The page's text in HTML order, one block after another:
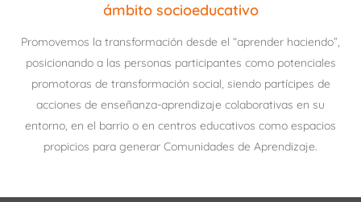
ámbito socioeducativo
Promovemos la transformación desde el “aprender haciendo”,
posicionando a las personas participantes como potenciales
promotoras de transformación social, siendo partícipes de
acciones de enseñanza-aprendizaje colaborativas en su
entorno, en el barrio o en centros educativos como espacios
propicios para generar Comunidades de Aprendizaje.